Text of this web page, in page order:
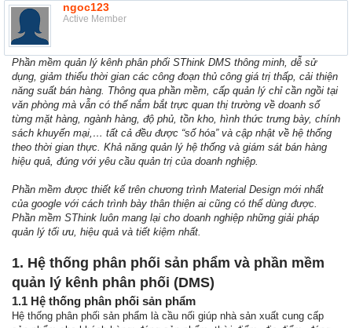
ngoc123
Active Member
Phần mềm quản lý kênh phân phối SThink DMS thông minh, dễ sử
dụng, giảm thiểu thời gian các công đoạn thủ công giá trị thấp, cải thiện
năng suất bán hàng. Thông qua phần mềm, cấp quản lý chỉ cần ngồi tại
văn phòng mà vẫn có thể nắm bắt trực quan thị trường về doanh số
từng mặt hàng, ngành hàng, độ phủ, tồn kho, hình thức trưng bày, chính
sách khuyến mại,… tất cả đều được “số hóa” và cập nhật về hệ thống
theo thời gian thực. Khả năng quản lý hệ thống và giám sát bán hàng
hiệu quả, đúng với yêu cầu quản trị của doanh nghiệp.
Phần mềm được thiết kế trên chương trình Material Design mới nhất
của google với cách trình bày thân thiện ai cũng có thể dùng được.
Phần mềm SThink luôn mang lại cho doanh nghiệp những giải pháp
quản lý tối ưu, hiệu quả và tiết kiệm nhất.
1. Hệ thống phân phối sản phẩm và phần mềm
quản lý kênh phân phối (DMS)
1.1 Hệ thống phân phối sản phẩm
Hệ thống phân phối sản phẩm là cầu nối giúp nhà sản xuất cung cấp